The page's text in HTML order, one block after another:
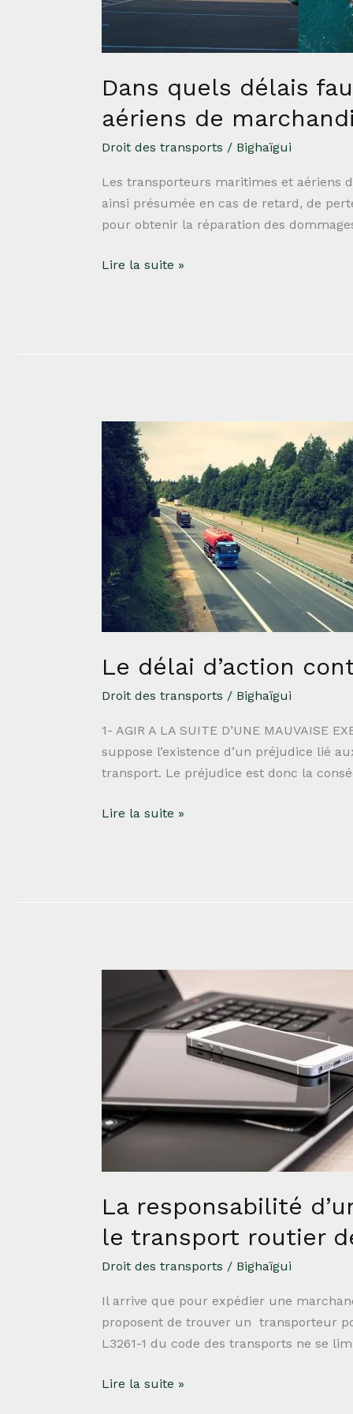
Dans quels délais
aériens de
Droit des transports / Bighaïgui
Les transporteurs maritimes et aériens
ainsi présumée en cas de retard, de
pour obtenir la réparation des
et
de
marchandises?
Lire la suite »
Le délai d’action
Droit des transports / Bighaïgui
1- AGIR A LA SUITE D’UNE MAUVAISE
suppose l’existence d’un préjudice lié
transport. Le préjudice est donc la
Le
délai
d’action
contre
transporteur
routier
de
marchandises
Lire la suite »
La responsabilité
le transport routier
Droit des transports / Bighaïgui
Il arrive que pour expédier une
proposent de trouver un transporteur
L3261-1 du code des transports ne se
responsabilité
d’une
plateforme
numérique
de
mise
en
dans
transport
routier
Lire la suite »